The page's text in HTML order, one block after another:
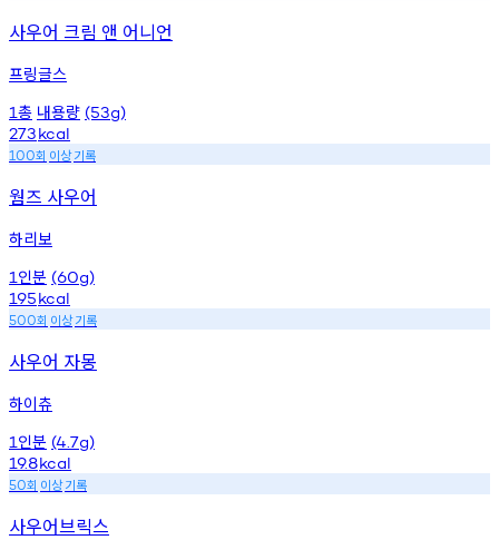
사우어 크림 앤 어니언
프링글스
1총 내용량 (53g)
273kcal
100회 이상기록
웜즈 사우어
하리보
1 인분 (60g)
195kcal
500회 이상기록
사우어 자몽
하이츄
1 인분 (4.7g)
19.8kcal
50회 이상기록
사우어브릭스